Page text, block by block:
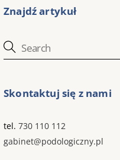
Znajdź artykuł
Skontaktuj się z nami
tel.730 110 112
gabinet@podologiczny.pl